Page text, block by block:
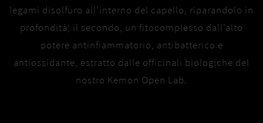
legami disolfuro all’interno del capello, riparandolo in
profondità; il secondo, un fitocomplesso dall’alto
potere antinfiammatorio, antibatterico e
antiossidante, estratto dalle officinali biologiche del
nostro Kemon Open Lab.